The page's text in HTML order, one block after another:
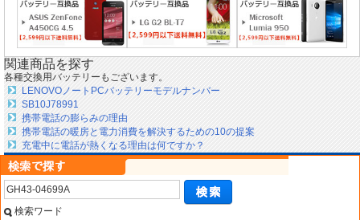
関連商品を探す
各種交換用バッテリーもございます。
LENOVOノートPCバッテリーモデルナンバー
SB10J78991
携帯電話の膨らみの理由
携帯電話の暖房と電力消費を解決するための10の提案
充電中に電話が熱くなる理由は何ですか？
検索ワード